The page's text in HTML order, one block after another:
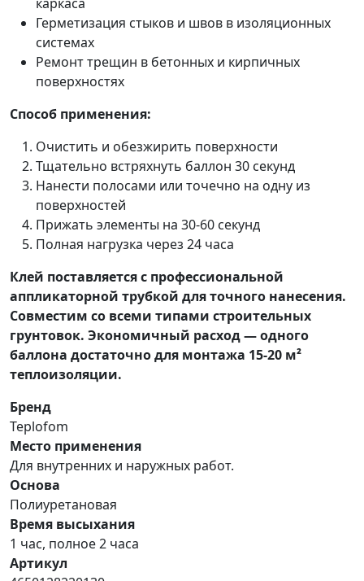
Герметизация стыков и швов в изоляционных
системах
Ремонт трещин в бетонных и кирпичных
поверхностях
Способ применения:
Очистить и обезжирить поверхности
Тщательно встряхнуть баллон 30 секунд
Нанести полосами или точечно на одну из
поверхностей
Прижать элементы на 30-60 секунд
Полная нагрузка через 24 часа
Клей поставляется с профессиональной
аппликаторной трубкой для точного нанесения.
Совместим со всеми типами строительных
грунтовок. Экономичный расход — одного
баллона достаточно для монтажа 15-20 м²
теплоизоляции.
Бренд
Teplofom
Место применения
Для внутренних и наружных работ.
Основа
Полиуретановая
Время высыхания
1 час, полное 2 часа
Артикул